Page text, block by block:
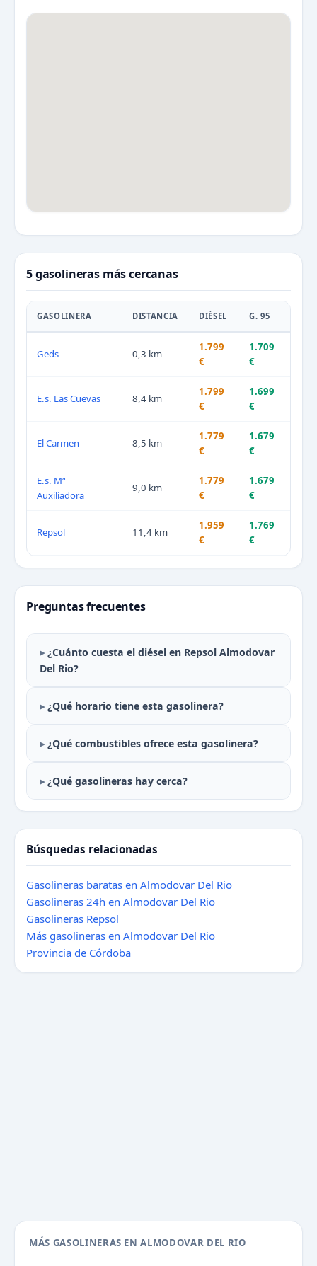
5 gasolineras más cercanas
GASOLINERA DISTANCIA DIÉSEL G. 95
Geds 0,3 km
1.799
€
1.709
€
E.s. Las Cuevas 8,4 km
1.799
€
1.699
€
El Carmen 8,5 km
1.779
€
1.679
€
E.s. Mª
Auxiliadora
9,0 km
1.779
€
1.679
€
Repsol 11,4 km
1.959
€
1.769
€
Preguntas frecuentes
¿Cuánto cuesta el diésel en Repsol Almodovar
Del Rio?
¿Qué horario tiene esta gasolinera?
¿Qué combustibles ofrece esta gasolinera?
¿Qué gasolineras hay cerca?
Búsquedas relacionadas
Gasolineras baratas en Almodovar Del Rio
Gasolineras 24h en Almodovar Del Rio
Gasolineras Repsol
Más gasolineras en Almodovar Del Rio
Provincia de Córdoba
MÁS GASOLINERAS EN ALMODOVAR DEL RIO